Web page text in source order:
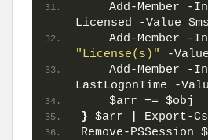
Add-Member -
Licensed -Value
"License(s)"
-
Add-Member -
LastLogonTime -
    $arr += $obj
} $arr Export-
Remove-PSSession